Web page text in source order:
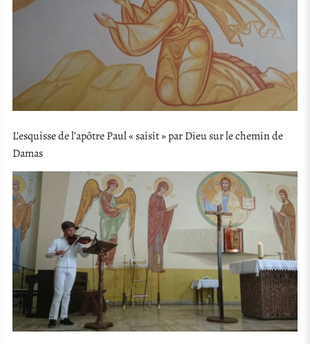
L’esquisse de l’apôtre Paul « saisit » par Dieu sur le chemin de
Damas